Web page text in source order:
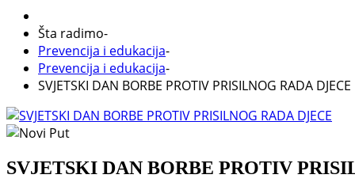
Šta radimo-
Prevencija i edukacija-
Prevencija i edukacija-
SVJETSKI DAN BORBE PROTIV PRISILNOG RADA DJECE
SVJETSKI DAN BORBE PROTIV